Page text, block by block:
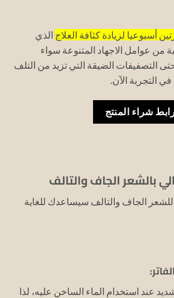
أسبوعيا لزيادة كثافة العلاج الذي
من عوامل الاجهاد المتنوعة سواء
التصفيفات الضيقة التي تزيد من التلف
التجربة الآن.
شراء المنتج
بالشعر الجاف والتالف
الجاف والتالف سيساعدك للغاية
عند استخدام الماء الساخن عليه، لذا